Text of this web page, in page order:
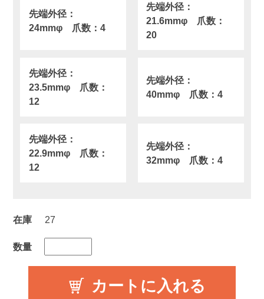
先端外径：
24mmφ 爪数：4
先端外径：
21.6mmφ 爪数：
20
先端外径：
23.5mmφ 爪数：
12
先端外径：
40mmφ 爪数：4
先端外径：
22.9mmφ 爪数：
12
先端外径：
32mmφ 爪数：4
在庫 27
数量